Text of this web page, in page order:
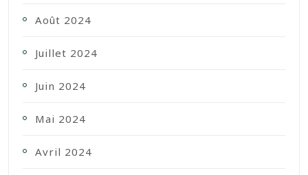
Août 2024
Juillet 2024
Juin 2024
Mai 2024
Avril 2024